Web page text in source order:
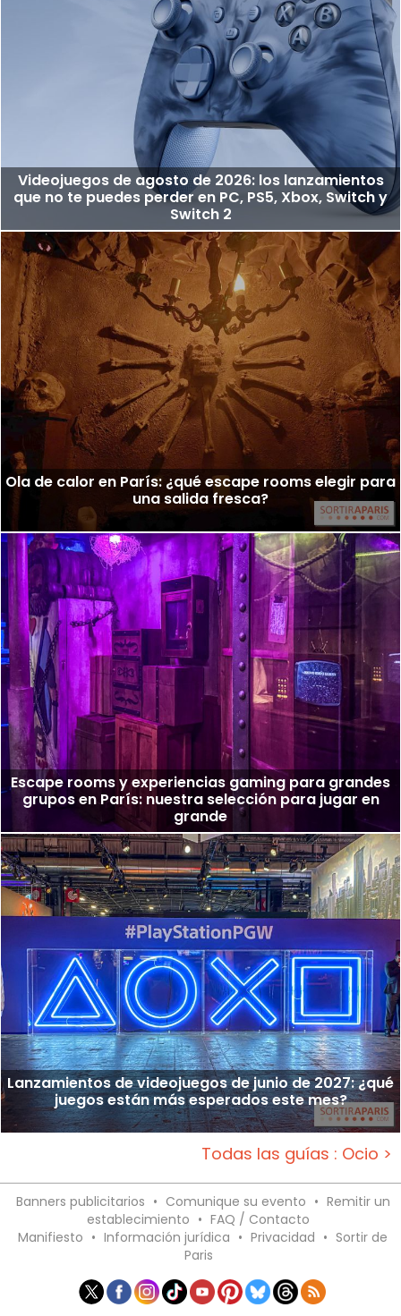
Videojuegos de agosto de 2026: los lanzamientos
que no te puedes perder en PC, PS5, Xbox, Switch y
Switch 2
Ola de calor en París: ¿qué escape rooms elegir para
una salida fresca?
Escape rooms y experiencias gaming para grandes
grupos en París: nuestra selección para jugar en
grande
Lanzamientos de videojuegos de junio de 2027: ¿qué
juegos están más esperados este mes?
Todas las guías : Ocio >
Banners publicitarios • Comunique su evento • Remitir un
establecimiento • FAQ / Contacto
Manifiesto • Información jurídica • Privacidad • Sortir de
Paris